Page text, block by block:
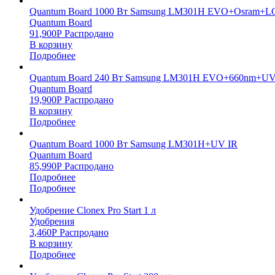
Quantum Board 1000 Вт Samsung LM301H
Quantum Board
91,900Р Распродано
В корзину
Подробнее
Quantum Board 240 Вт Samsung LM301H
Quantum Board
19,900Р Распродано
В корзину
Подробнее
Quantum Board 1000 Вт Samsung LM301H+UV IR
Quantum Board
85,990Р Распродано
Подробнее
Подробнее
Удобрение Clonex Pro Start 1 л
Удобрения
3,460Р Распродано
В корзину
Подробнее